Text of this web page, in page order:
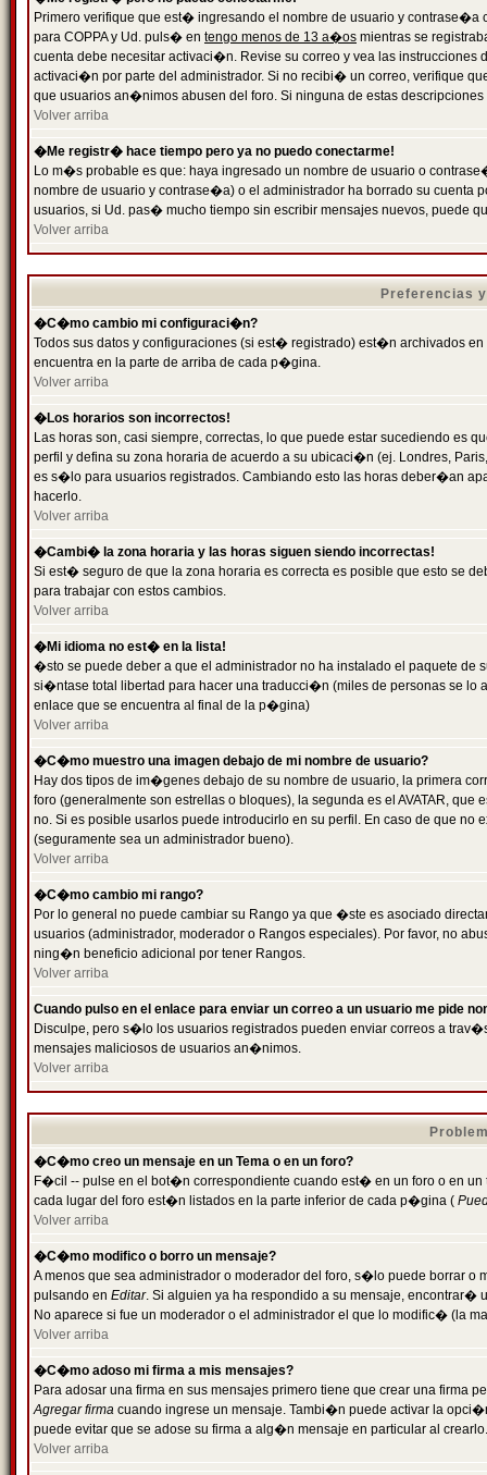
Primero verifique que est� ingresando el nombre de usuario y
para COPPA y Ud. puls� en tengo menos de 13 a�os mientras se
cuenta debe necesitar activaci�n. Revise su correo y vea las
activaci�n por parte del administrador. Si no recibi� un correo, verifique
que usuarios an�nimos abusen del foro. Si ninguna de estas
Volver arriba
�Me registr� hace tiempo pero ya no puedo conectarme!
Lo m�s probable es que: haya ingresado un nombre de usuario o
nombre de usuario y contrase�a) o el administrador ha borrado su
usuarios, si Ud. pas� mucho tiempo sin escribir mensajes nuevos, puede
Volver arriba
Preferencias
�C�mo cambio mi configuraci�n?
Todos sus datos y configuraciones (si est� registrado) est�n archivados
encuentra en la parte de arriba de cada p�gina.
Volver arriba
�Los horarios son incorrectos!
Las horas son, casi siempre, correctas, lo que puede estar sucediendo es
perfil y defina su zona horaria de acuerdo a su ubicaci�n (ej. Londres,
es s�lo para usuarios registrados. Cambiando esto las horas deber�an
hacerlo.
Volver arriba
�Cambi� la zona horaria y las horas siguen siendo incorrectas!
Si est� seguro de que la zona horaria es correcta es posible que esto se
para trabajar con estos cambios.
Volver arriba
�Mi idioma no est� en la lista!
�sto se puede deber a que el administrador no ha instalado el paquete
si�ntase total libertad para hacer una traducci�n (miles de personas se
enlace que se encuentra al final de la p�gina)
Volver arriba
�C�mo muestro una imagen debajo de mi nombre de usuario?
Hay dos tipos de im�genes debajo de su nombre de usuario, la primera
foro (generalmente son estrellas o bloques), la segunda es el AVATAR,
no. Si es posible usarlos puede introducirlo en su perfil. En caso de que
(seguramente sea un administrador bueno).
Volver arriba
�C�mo cambio mi rango?
Por lo general no puede cambiar su Rango ya que �ste es asociado
usuarios (administrador, moderador o Rangos especiales). Por favor, no
ning�n beneficio adicional por tener Rangos.
Volver arriba
Cuando pulso en el enlace para enviar un correo a un usuario me pide
Disculpe, pero s�lo los usuarios registrados pueden enviar correos a
mensajes maliciosos de usuarios an�nimos.
Volver arriba
�C�mo creo un mensaje en un Tema o en un foro?
F�cil -- pulse en el bot�n correspondiente cuando est� en un foro o en
cada lugar del foro est�n listados en la parte inferior de cada p�gina (
Volver arriba
�C�mo modifico o borro un mensaje?
A menos que sea administrador o moderador del foro, s�lo puede borrar o
pulsando en Editar. Si alguien ya ha respondido a su mensaje, encontrar�
No aparece si fue un moderador o el administrador el que lo modific� (la
Volver arriba
�C�mo adoso mi firma a mis mensajes?
Para adosar una firma en sus mensajes primero tiene que crear una firma
Agregar firma cuando ingrese un mensaje. Tambi�n puede activar la
puede evitar que se adose su firma a alg�n mensaje en particular al crearlo.
Volver arriba